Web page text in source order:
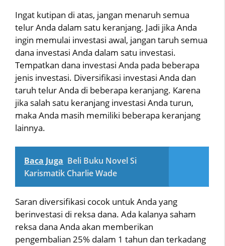
Ingat kutipan di atas, jangan menaruh semua
telur Anda dalam satu keranjang. Jadi jika Anda
ingin memulai investasi awal, jangan taruh semua
dana investasi Anda dalam satu investasi.
Tempatkan dana investasi Anda pada beberapa
jenis investasi. Diversifikasi investasi Anda dan
taruh telur Anda di beberapa keranjang. Karena
jika salah satu keranjang investasi Anda turun,
maka Anda masih memiliki beberapa keranjang
lainnya.
Baca Juga Beli Buku Novel Si
Karismatik Charlie Wade
Saran diversifikasi cocok untuk Anda yang
berinvestasi di reksa dana. Ada kalanya saham
reksa dana Anda akan memberikan
pengembalian 25% dalam 1 tahun dan terkadang